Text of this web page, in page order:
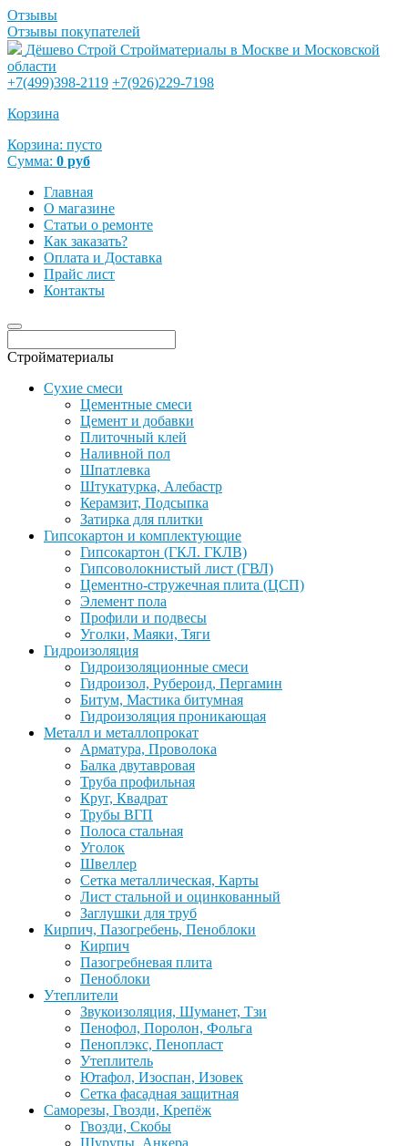
Отзывы
Отзывы покупателей
Дёшево Строй Стройматериалы в Москве и Московской
области
+7(499)398-2119 +7(926)229-7198
Корзина
Корзина: пусто
Сумма: 0 руб
Главная
О магазине
Статьи о ремонте
Как заказать?
Оплата и Доставка
Прайс лист
Контакты
Стройматериалы
Сухие смеси
Цементные смеси
Цемент и добавки
Плиточный клей
Наливной пол
Шпатлевка
Штукатурка, Алебастр
Керамзит, Подсыпка
Затирка для плитки
Гипсокартон и комплектующие
Гипсокартон (ГКЛ. ГКЛВ)
Гипсоволокнистый лист (ГВЛ)
Цементно-стружечная плита (ЦСП)
Элемент пола
Профили и подвесы
Уголки, Маяки, Тяги
Гидроизоляция
Гидроизоляционные смеси
Гидроизол, Рубероид, Пергамин
Битум, Мастика битумная
Гидроизоляция проникающая
Металл и металлопрокат
Арматура, Проволока
Балка двутавровая
Труба профильная
Круг, Квадрат
Трубы ВГП
Полоса стальная
Уголок
Швеллер
Сетка металлическая, Карты
Лист стальной и оцинкованный
Заглушки для труб
Кирпич, Пазогребень, Пеноблоки
Кирпич
Пазогребневая плита
Пеноблоки
Утеплители
Звукоизоляция, Шуманет, Тзи
Пенофол, Поролон, Фольга
Пеноплэкс, Пенопласт
Утеплитель
Ютафол, Изоспан, Изовек
Сетка фасадная защитная
Саморезы, Гвозди, Крепёж
Гвозди, Скобы
Шурупы, Анкера